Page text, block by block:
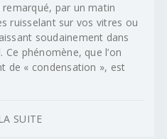
par un matin
ruisselant sur vos vitres ou
soudainement dans
phénomène, que l’on
de « condensation », est
SUITE